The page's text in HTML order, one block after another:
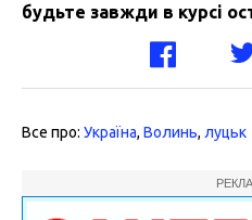
будьте завжди в курсі
Все про: Україна, Волинь, луцьк